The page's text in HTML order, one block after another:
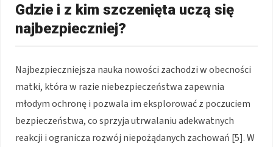
Gdzie i z kim szczenięta uczą się
najbezpieczniej?
Najbezpieczniejsza nauka nowości zachodzi w obecności
matki, która w razie niebezpieczeństwa zapewnia
młodym ochronę i pozwala im eksplorować z poczuciem
bezpieczeństwa, co sprzyja utrwalaniu adekwatnych
reakcji i ogranicza rozwój niepożądanych zachowań [5]. W